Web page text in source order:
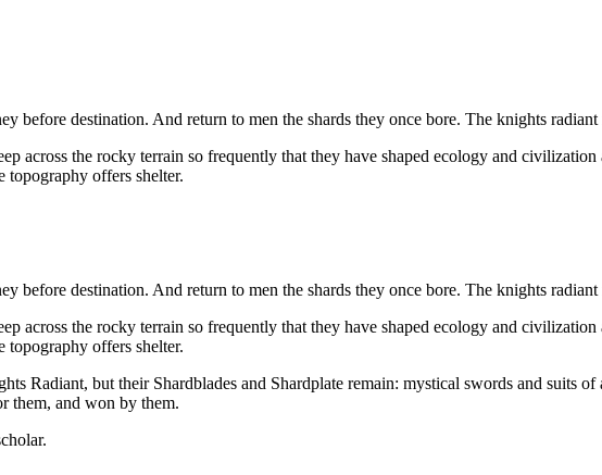
before destination. And return to men the shards they once bore. The knights radiant
across the rocky terrain so frequently that they have shaped ecology and
topography offers shelter.
before destination. And return to men the shards they once bore. The knights radiant
across the rocky terrain so frequently that they have shaped ecology and
topography offers shelter.
Radiant, but their Shardblades and Shardplate remain: mystical swords and suits
them, and won by them.